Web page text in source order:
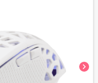
chevron_right